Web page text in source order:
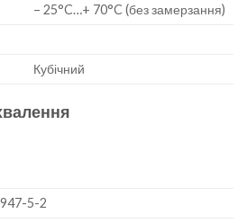
– 25°C…+ 70°C (без замерзання)
Кубічний
5-2